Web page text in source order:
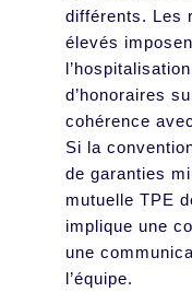
différents. Les
élevés
d’honoraires
cohérence
Si la
de garanties
mutuelle TPE
implique une
une
l’équipe.